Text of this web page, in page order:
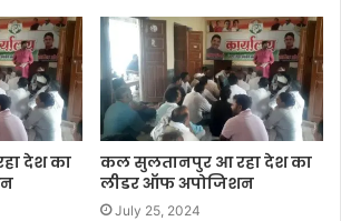
देश का
कल सुलतानपुर आ रहा देश का
लीडर ऑफ अपोजिशन
July 25, 2024